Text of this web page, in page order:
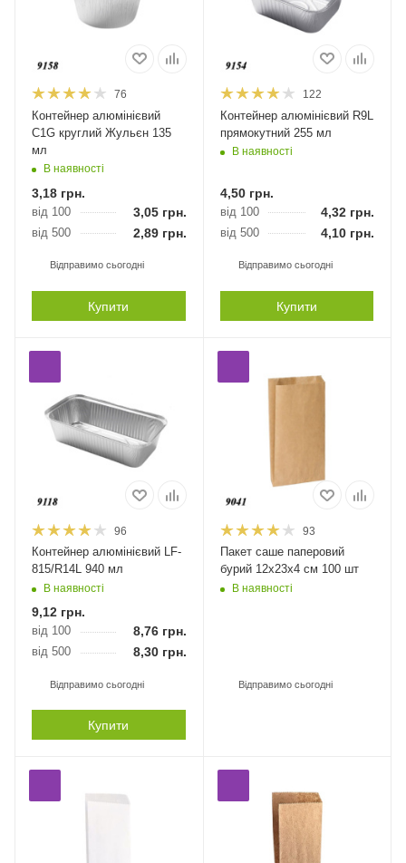
76
Контейнер алюмінієвий
C1G круглий Жульєн 135
мл
В наявності
3,18 грн.
від 100 3,05грн.
від 500 2,89грн.
Відправимо сьогодні
Купити
122
Контейнер алюмінієвий R9L
прямокутний 255 мл
В наявності
4,50грн.
від 100 4,32 грн.
від 500 4,10 грн.
Відправимо сьогодні
Купити
96
Контейнер алюмінієвий LF-
815/R14L 940 мл
В наявності
9,12 грн.
від 100 8,76грн.
від 500 8,30грн.
Відправимо сьогодні
Купити
93
Пакет саше паперовий
бурий 12х23х4 см 100 шт
В наявності
Відправимо сьогодні